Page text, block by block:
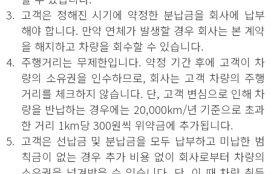
3. 고객은 정해진 시기에 약정한 분납금을 회사에 납부
해야 합니다. 만약 연체가 발생할 경우 회사는 본 계약
을 해지하고 차량을 회수할 수 있습니다.
4. 주행거리는 무제한입니다. 약정 기간 후에 고객이 차
량의 소유권을 인수하므로, 회사는 고객 차량의 주행
거리를 체크하지 않습니다. 단, 고객 변심으로 인해 차
량을 반납하는 경우에는 20,000km/년 기준으로 초과
한 거리 1km당 300원씩 위약금에 추가됩니다.
5. 고객은 선납금 및 분납금을 모두 납부하고 미납한 범
칙금이 없는 경우 추가 비용 없이 회사로부터 차량의